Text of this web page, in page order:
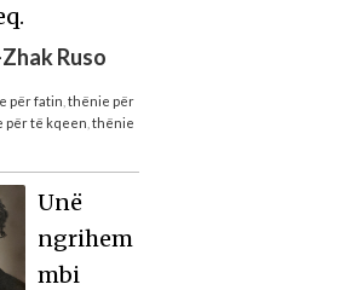
Ruso
për fatin thënie për
për të kqeen thënie
Unë
ngrihem
mbi